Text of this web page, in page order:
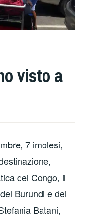
visto a
7 imolesi,
del Congo, il
Burundi e del
Batani,